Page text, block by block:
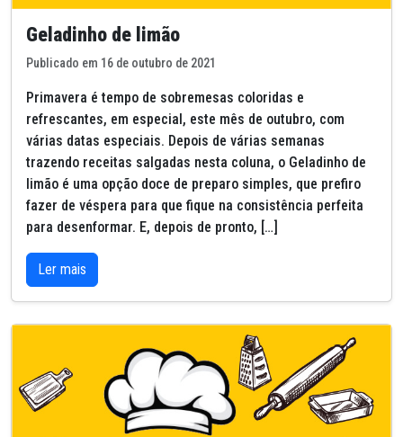
Geladinho de limão
Publicado em 16 de outubro de 2021
Primavera é tempo de sobremesas coloridas e
refrescantes, em especial, este mês de outubro, com
várias datas especiais. Depois de várias semanas
trazendo receitas salgadas nesta coluna, o Geladinho de
limão é uma opção doce de preparo simples, que prefiro
fazer de véspera para que fique na consistência perfeita
para desenformar. E, depois de pronto, […]
Ler mais